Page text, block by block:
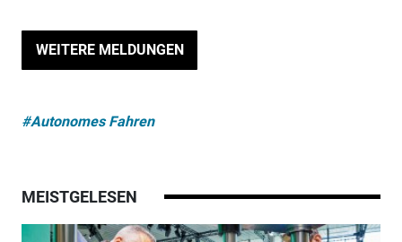
WEITERE MELDUNGEN
#Autonomes Fahren
MEISTGELESEN